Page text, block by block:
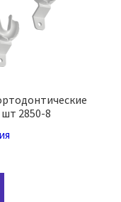
2850-8